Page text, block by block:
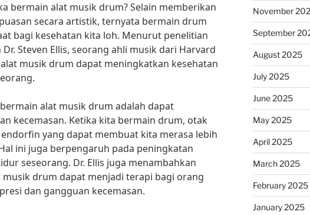
bermain alat musik drum? Selain memberikan
secara artistik, ternyata bermain drum
bagi kesehatan kita loh. Menurut penelitian
Steven Ellis, seorang ahli musik dari Harvard
musik drum dapat meningkatkan kesehatan
alat musik drum adalah dapat
kecemasan. Ketika kita bermain drum, otak
yang dapat membuat kita merasa lebih
ini juga berpengaruh pada peningkatan
seseorang. Dr. Ellis juga menambahkan
drum dapat menjadi terapi bagi orang
dan gangguan kecemasan.
November
September
August 2025
July 2025
June 2025
May 2025
April 2025
March 2025
February 2025
January 2025